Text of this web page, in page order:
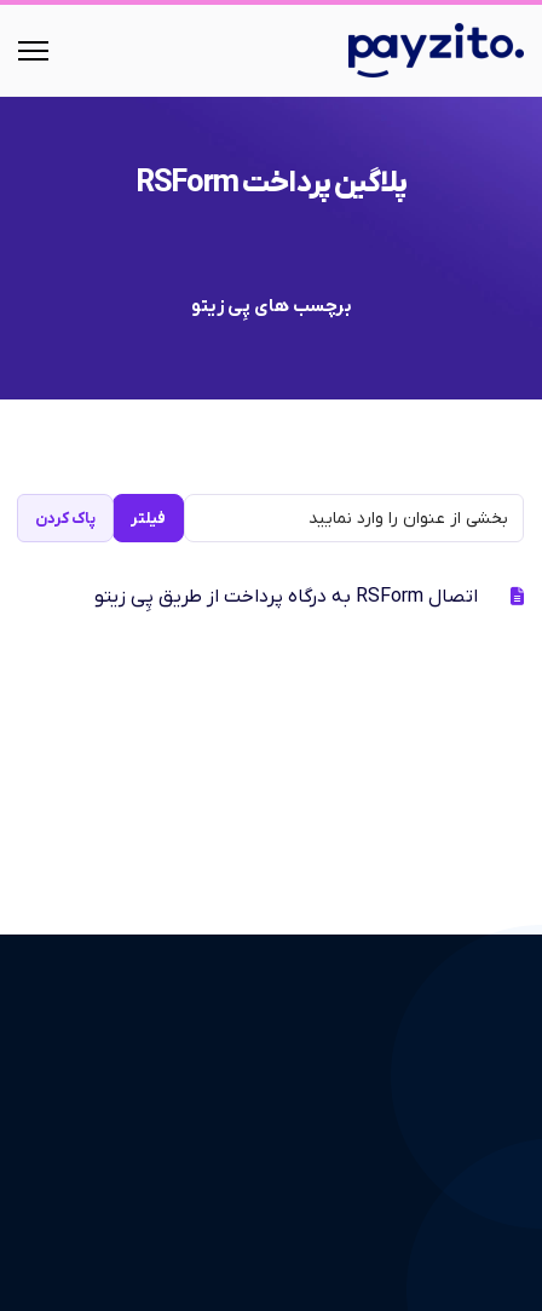
پلاگین پرداخت RSForm
برچسب های پِی زیتو
بخشی از عنوان را وارد نمایید
فیلتر پاک کردن
اتصال RSForm به درگاه پرداخت از طریق پِی زیتو